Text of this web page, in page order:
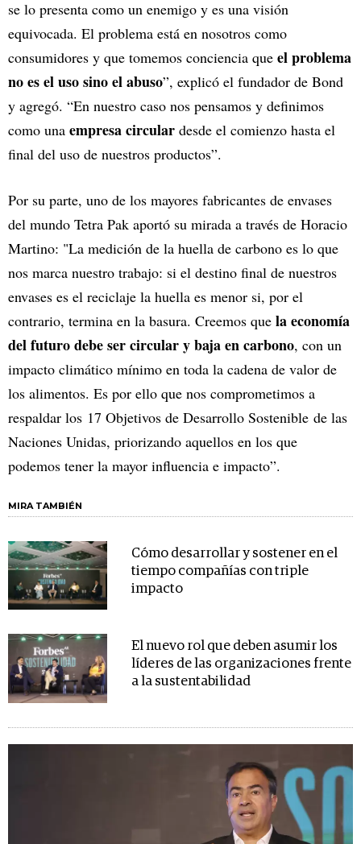
se lo presenta como un enemigo y es una visión
equivocada. El problema está en nosotros como
consumidores y que tomemos conciencia que el problema
no es el uso sino el abuso”, explicó el fundador de Bond
y agregó. “En nuestro caso nos pensamos y definimos
como una empresa circular desde el comienzo hasta el
final del uso de nuestros productos”.
Por su parte, uno de los mayores fabricantes de envases
del mundo Tetra Pak aportó su mirada a través de Horacio
Martino: "La medición de la huella de carbono es lo que
nos marca nuestro trabajo: si el destino final de nuestros
envases es el reciclaje la huella es menor si, por el
contrario, termina en la basura. Creemos que la economía
del futuro debe ser circular y baja en carbono, con un
impacto climático mínimo en toda la cadena de valor de
los alimentos. Es por ello que nos comprometimos a
respaldar los 17 Objetivos de Desarrollo Sostenible de las
Naciones Unidas, priorizando aquellos en los que
podemos tener la mayor influencia e impacto”.
MIRA TAMBIÉN
Cómo desarrollar y sostener en el
tiempo compañías con triple
impacto
El nuevo rol que deben asumir los
líderes de las organizaciones frente
a la sustentabilidad